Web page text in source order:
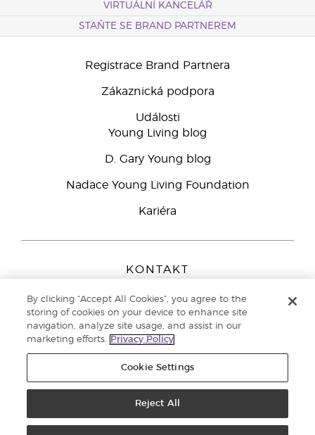
VIRTUÁLNÍ KANCELÁŘ
STAŇTE SE BRAND PARTNEREM
Registrace Brand Partnera
Zákaznická podpora
Události
Young Living blog
D. Gary Young blog
Nadace Young Living Foundation
Kariéra
KONTAKT
Peizerweg 97
9727 AJ Groningen
Netherlands
Zákaznická podpora800 144 066
ochrany osobních údajů
By clicking “Accept All Cookies”, you agree to the
storing of cookies on your device to enhance site
navigation, analyze site usage, and assist in our
marketing efforts.
Privacy Policy
Cookie Settings
Reject All